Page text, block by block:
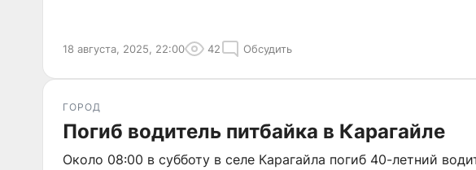
18 августа, 2025, 22:00 42 Обсудить
ГОРОД
Погиб водитель питбайка в Карагайле
Около 08:00 в субботу в селе Карагайла погиб 40-летний